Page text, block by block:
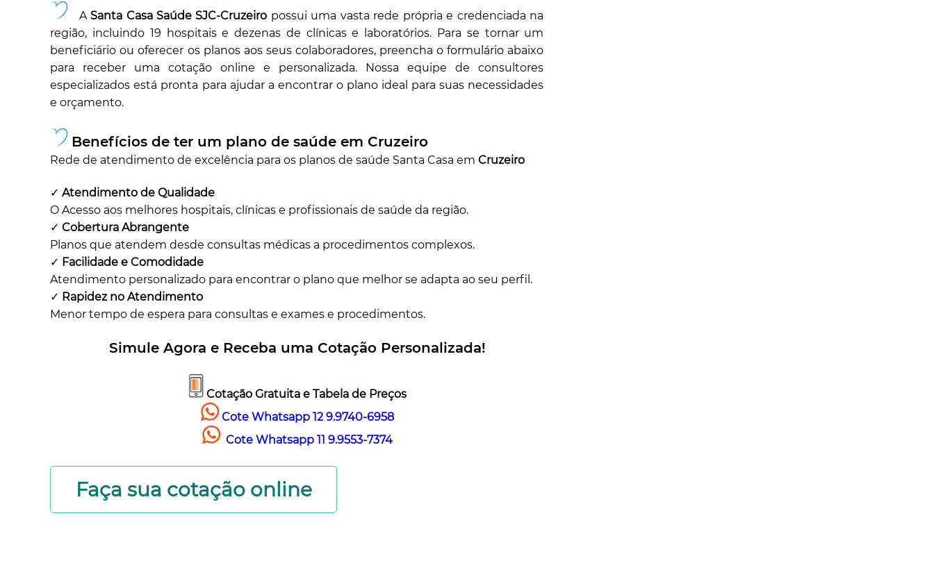
ASanta Casa Saúde SJC-Cruzeiro possui uma vasta rede própria e credenciada na
região, incluindo 19 hospitais e dezenas de clínicas e laboratórios. Para se tornar um
beneficiário ou oferecer os planos aos seus colaboradores, preencha o formulário abaixo
para receber uma cotação online e personalizada. Nossa equipe de consultores
especializados está pronta para ajudar a encontrar o plano ideal para suas necessidades
e orçamento.
Benefícios de ter um plano de saúde em Cruzeiro
Rede de atendimento de excelência para os planos de saúde Santa Casa emCruzeiro
✓Atendimento de Qualidade
O Acesso aos melhores hospitais, clínicas e profissionais de saúde da região.
✓Cobertura Abrangente
Planos que atendem desde consultas médicas a procedimentos complexos.
✓ Facilidade e Comodidade
Atendimento personalizado para encontrar o plano que melhor se adapta ao seu perfil.
✓ Rapidez no Atendimento
Menor tempo de espera para consultas e exames e procedimentos.
Simule Agora e Receba uma Cotação Personalizada!
Cotação Gratuita e Tabela de Preços
Cote Whatsapp 12 9.9740-6958
Cote Whatsapp 11 9.9553-7374
Faça sua cotação online